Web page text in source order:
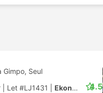
Gimpo, Seul
Let #LJ1431 Ekonomska klasa 4.5